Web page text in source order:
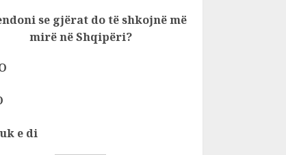
se gjërat do të shkojnë më
mirë në Shqipëri?
e di